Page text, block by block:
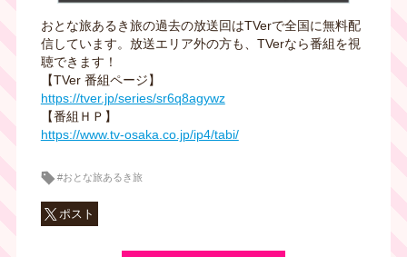
おとな旅あるき旅の過去の放送回はTVerで全国に無料配
信しています。放送エリア外の方も、TVerなら番組を視
聴できます！
【TVer 番組ページ】
https://tver.jp/series/sr6q8agywz
【番組ＨＰ】
https://www.tv-osaka.co.jp/ip4/tabi/
#おとな旅あるき旅
ポスト